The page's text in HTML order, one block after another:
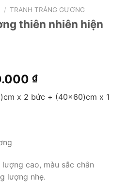
/ TRANH TRÁNG GƯƠNG
thiên nhiên hiện
₫Current
price
is:
x 2 bức + (40×60)cm x 1
cao, màu sắc chân
lượng nhẹ.